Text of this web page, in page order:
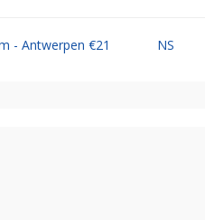
- Antwerpen €21 NS